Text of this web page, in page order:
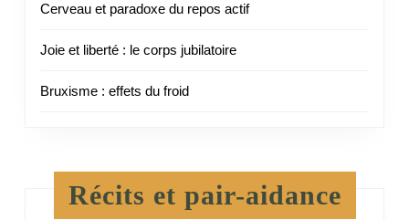
Cerveau et paradoxe du repos actif
Joie et liberté : le corps jubilatoire
Bruxisme : effets du froid
Récits et pair-aidance